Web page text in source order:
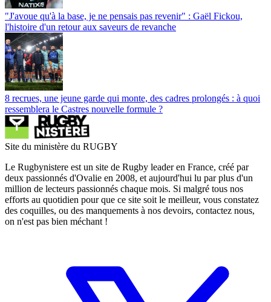
"J'avoue qu'à la base, je ne pensais pas revenir" : Gaël Fickou,
l'histoire d'un retour aux saveurs de revanche
8 recrues, une jeune garde qui monte, des cadres prolongés : à quoi
ressemblera le Castres nouvelle formule ?
Site du ministère du RUGBY
Le Rugbynistere est un site de Rugby leader en France, créé par
deux passionnés d'Ovalie en 2008, et aujourd'hui lu par plus d'un
million de lecteurs passionnés chaque mois. Si malgré tous nos
efforts au quotidien pour que ce site soit le meilleur, vous constatez
des coquilles, ou des manquements à nos devoirs, contactez nous,
on n'est pas bien méchant !